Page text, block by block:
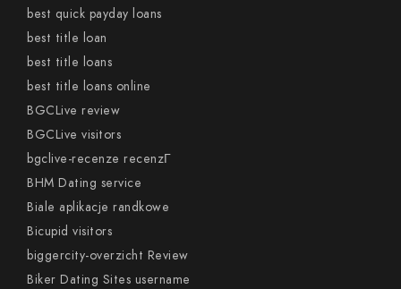
best quick payday loans
best title loan
best title loans
best title loans online
BGCLive review
BGCLive visitors
bgclive-recenze recenzГ­
BHM Dating service
Biale aplikacje randkowe
Bicupid visitors
biggercity-overzicht Review
Biker Dating Sites username